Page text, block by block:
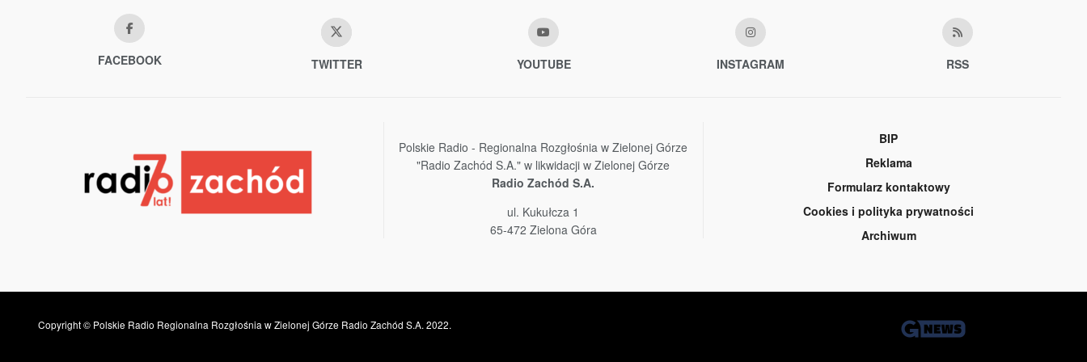
FACEBOOK TWITTER YOUTUBE INSTAGRAM RSS
Polskie Radio - Regionalna Rozgłośnia w Zielonej Górze
"Radio Zachód S.A." w likwidacji w Zielonej Górze
Radio Zachód S.A.
ul. Kukułcza 1
65-472 Zielona Góra
BIP
Reklama
Formularz kontaktowy
Cookies i polityka prywatności
Archiwum
Copyright © Polskie Radio Regionalna Rozgłośnia w Zielonej Górze Radio Zachód S.A. 2022.